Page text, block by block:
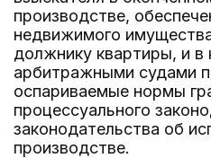
производстве,
недвижимого
должнику квартиры, и в
арбитражными судами
оспариваемые нормы
процессуального
законодательства об
производстве.